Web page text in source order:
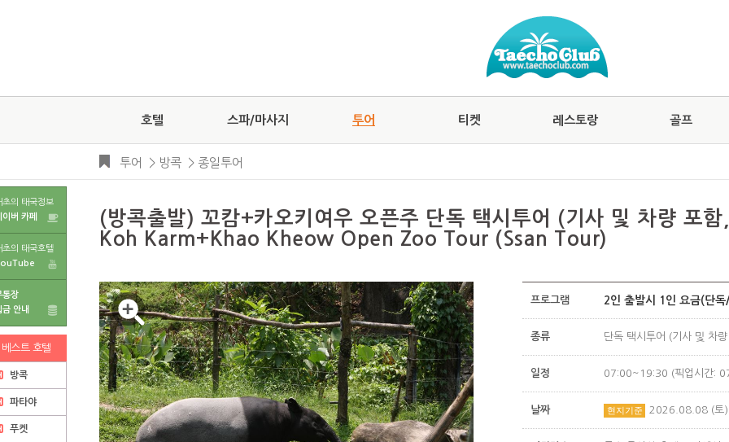
초의 태국정보
이버 카페
초의 태국호텔
통장
금 안내
베스트 호텔
방콕
파타야
푸켓
호텔 스파/마사지 투어 티켓 레스토랑 골프
투어 > 방콕 > 종일투어
(방콕출발) 꼬캄+카오키여우 오픈주 단독 택시투어 (기사 및 차량 포
Koh Karm+Khao Kheow Open Zoo Tour (Ssan Tour)
프로그램 2인 출발시 1인 요금(단
종류 단독 택시투어 (기사 및 차
일정 07:00~19:30 (픽업시간:
날짜 현지기준 2026.08.08 (